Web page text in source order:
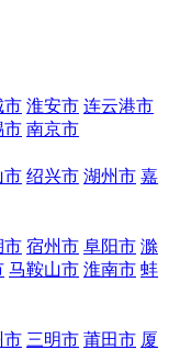
市 淮安市 连云港市
市 南京市
市 绍兴市 湖州市 嘉
市 宿州市 阜阳市 滁
马鞍山市 淮南市 蚌
市 三明市 莆田市 厦